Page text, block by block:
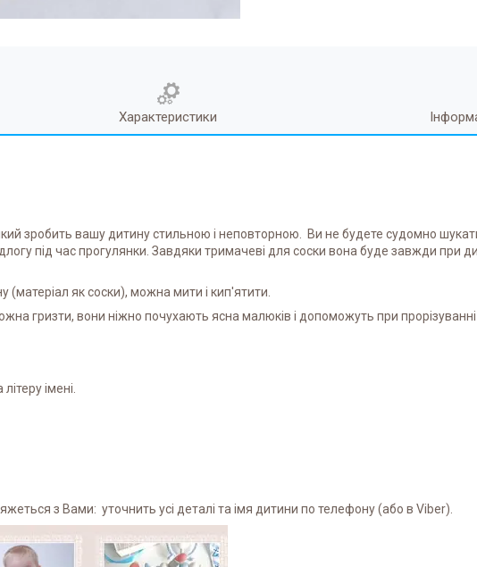
Характеристики
зробить вашу дитину стильною і неповторною. Ви не будете судомно
під час прогулянки. Завдяки тримачеві для соски вона буде завжди при
(матеріал як соски), можна мити і кип'ятити.
гризти, вони ніжно почухають ясна малюків і допоможуть при прорізуванні
імені.
з Вами: уточнить усі деталі та імя дитини по телефону (або в Viber).